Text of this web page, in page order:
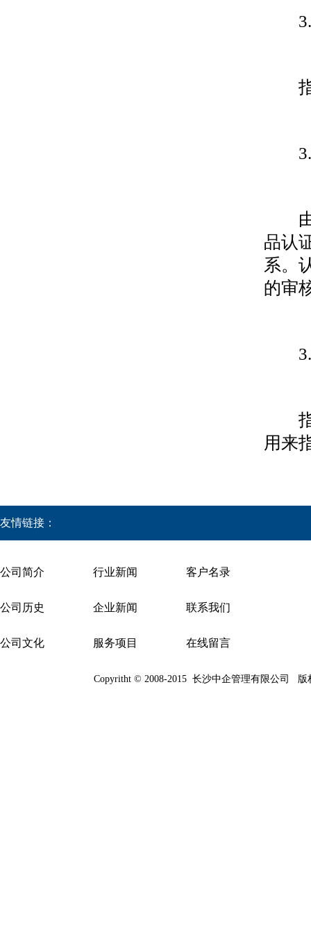
指
由
品认
系。
的审
指
用来
友情链接：
公司简介
公司历史
公司文化
行业新闻
企业新闻
服务项目
客户名录
联系我们
在线留言
Copyritht © 2008-2015 长沙中企管理有限公司 版